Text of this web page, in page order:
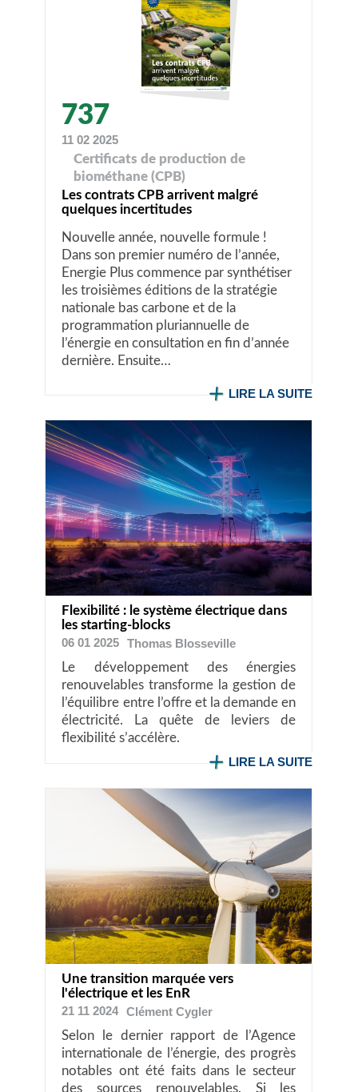
737
11 02 2025
Certificats de production de
biométhane (CPB)
Les contrats CPB arrivent malgré
quelques incertitudes
Nouvelle année, nouvelle formule !
Dans son premier numéro de l’année,
Energie Plus commence par synthétiser
les troisièmes éditions de la stratégie
nationale bas carbone et de la
programmation pluriannuelle de
l’énergie en consultation en fin d’année
dernière. Ensuite…
LIRE LA SUITE
Flexibilité : le système électrique dans
les starting-blocks
06 01 2025
Thomas Blosseville
Le développement des énergies
renouvelables transforme la gestion de
l’équilibre entre l’offre et la demande en
électricité. La quête de leviers de
flexibilité s’accélère.
LIRE LA SUITE
Une transition marquée vers
l'électrique et les EnR
21 11 2024 ClémentCygler
Selon le dernier rapport de l’Agence
internationale de l’énergie, des progrès
notables ont été faits dans le secteur
des sources renouvelables. Si les